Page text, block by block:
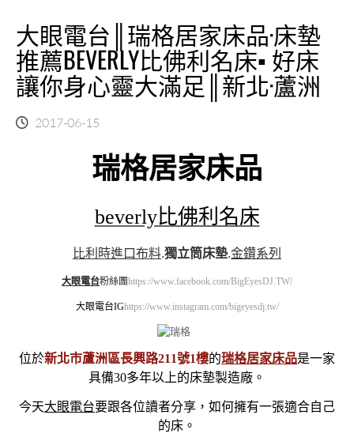
大眼電台║瑞格居家床品·床墊
推薦BEVERLY比佛利名床▪ 好床
讓你身心靈大滿足║新北·蘆洲
2017-06-15
瑞格居家床品
beverly比佛利名床
比利時進口布料.獨立筒床墊.金鑽系列
大眼電台粉絲團https://www.facebook.com/BigEyesDJ.TW/
大眼電台IGhttps://www.instagram.com/bigeyesdj.tw/
位於新北市蘆洲區長興路211號1樓的瑞格居家床品是一家
具備30多年以上的床墊製造廠。
今天大眼電台要跟各位讀者分享，如何擁有一張適合自己
的床。